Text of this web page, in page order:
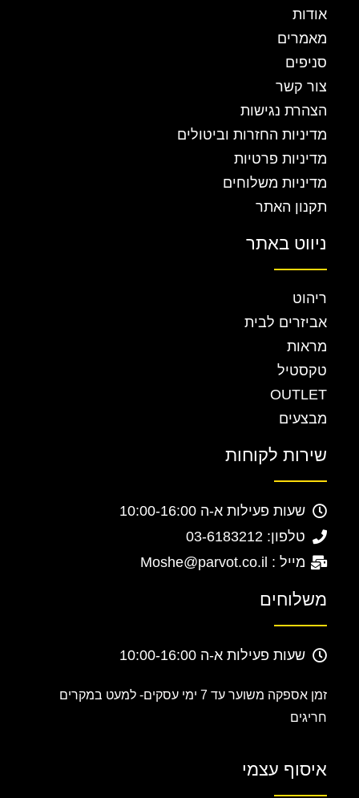
אודות
מאמרים
סניפים
צור קשר
הצהרת נגישות
מדיניות החזרות וביטולים
מדיניות פרטיות
מדיניות משלוחים
תקנון האתר
ניווט באתר
ריהוט
אביזרים לבית
מראות
טקסטיל
OUTLET
מבצעים
שירות לקוחות
שעות פעילות א-ה 10:00-16:00
טלפון: 03-6183212
מייל : Moshe@parvot.co.il
משלוחים
שעות פעילות א-ה 10:00-16:00
זמן אספקה משוער עד 7 ימי עסקים-
למעט במקרים
חריגים
איסוף עצמי